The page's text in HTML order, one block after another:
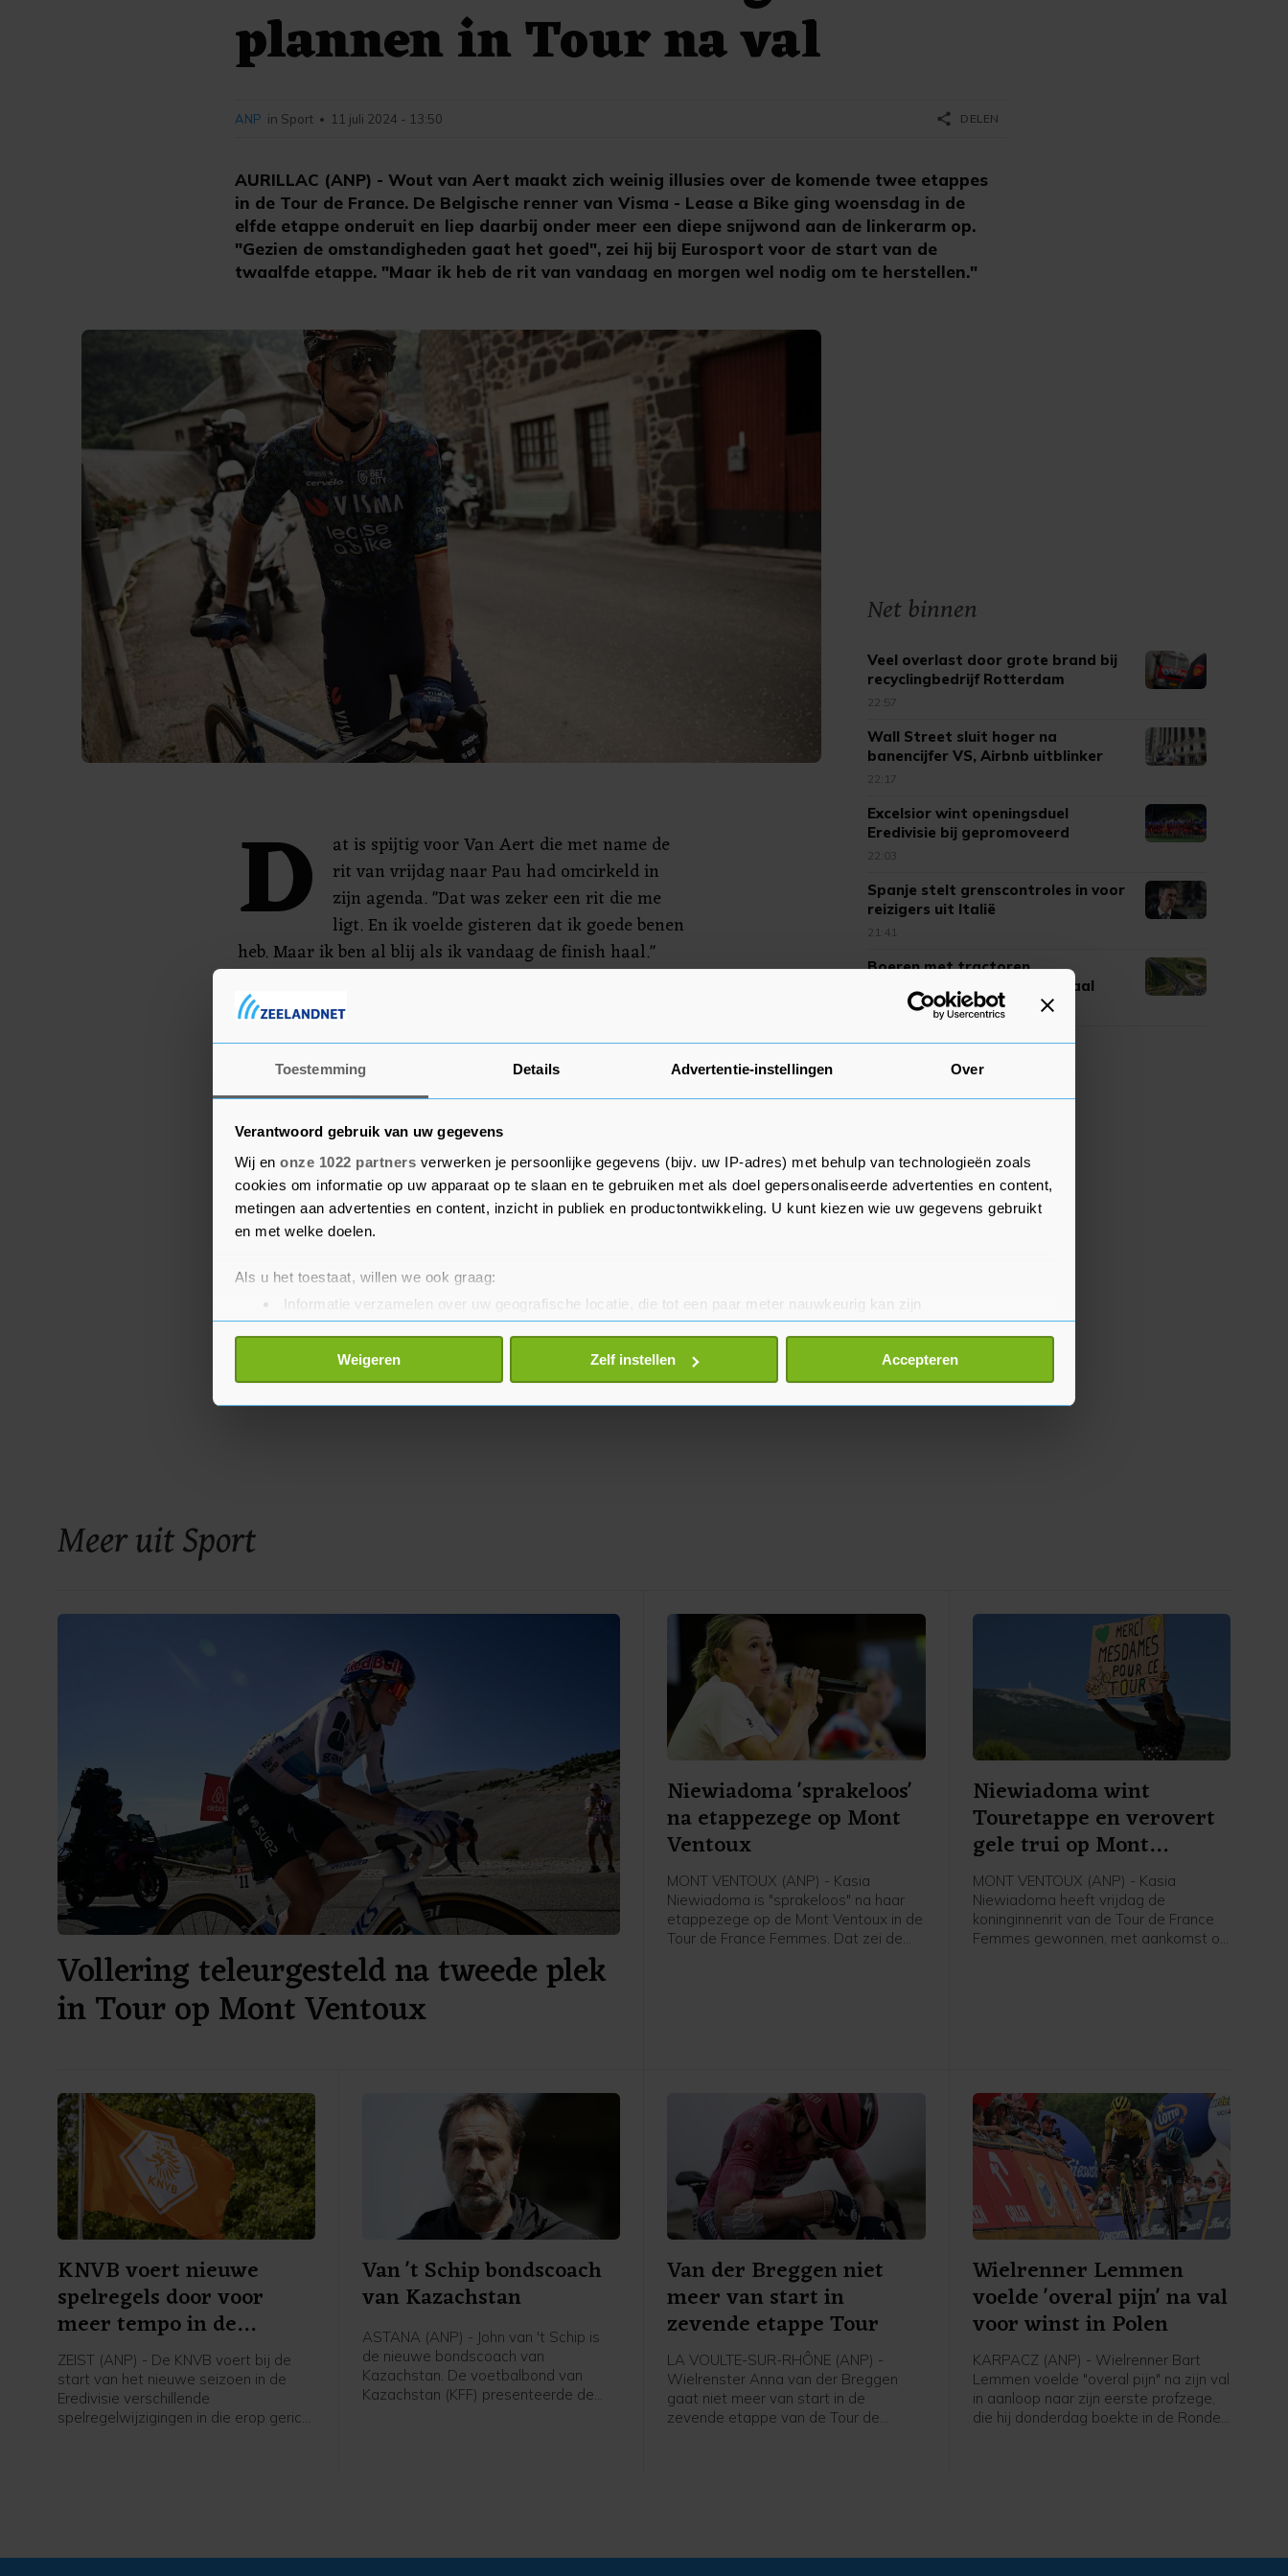
Toestemming Details Advertentie-instellingen Over
Verantwoord gebruik van uw gegevens
Wij en onze 1022 partners verwerken je persoonlijke gegevens (bijv. uw IP-adres) met behulp van technologieën zoals
cookies om informatie op uw apparaat op te slaan en te gebruiken met als doel gepersonaliseerde advertenties en content,
metingen aan advertenties en content, inzicht in publiek en productontwikkeling. U kunt kiezen wie uw gegevens gebruikt
en met welke doelen.
Als u het toestaat, willen we ook graag:
Informatie verzamelen over uw geografische locatie, die tot een paar meter nauwkeurig kan zijn
Uw apparaat identificeren door het actief te scannen op specifieke eigenschappen (fingerprinting)
Lees meer over hoe uw persoonlijke gegevens worden verwerkt en stel uw voorkeuren in het
detailgedeelte
toestemming op elk moment wijzigen of intrekken in de Cookieverklaring.
Weigeren Zelf instellen Accepteren
plannen in Tour na val
AURILLAC (ANP) - Wout van Aert maakt zich weinig illusies over de komende twee etappes
in de Tour de France. De Belgische renner van Visma - Lease a Bike ging woensdag in de
elfde etappe onderuit en liep daarbij onder meer een diepe snijwond aan de linkerarm op.
"Gezien de omstandigheden gaat het goed", zei hij bij Eurosport voor de start van de
twaalfde etappe. "Maar ik heb de rit van vandaag en morgen wel nodig om te herstellen."
ANP in Sport • 11 juli 2024 - 13:50 share DELEN
D
at is spijtig voor Van Aert die met name de
rit van vrijdag naar Pau had omcirkeld in
zijn agenda. "Dat was zeker een rit die me
ligt. En ik voelde gisteren dat ik goede benen
heb. Maar ik ben al blij als ik vandaag de finish haal."
Onderzoek had woensdag al uitgewezen dat er geen
sprake was van breuken. "Het was wel gezwollen en het
doet zeer, maar het gaat wel", aldus Van Aert.
Meer uit Sport
Vollering teleurgesteld na tweede plek
in Tour op Mont Ventoux
Niewiadoma 'sprakeloos'
na etappezege op Mont
Ventoux
MONT VENTOUX (ANP) - Kasia
Niewiadoma is "sprakeloos" na haar
etappezege op de Mont Ventoux in de
Tour de France Femmes. Dat zei de
Niewiadoma wint
Touretappe en verovert
gele trui op Mont
Ventoux
MONT VENTOUX (ANP) - Kasia
Niewiadoma heeft vrijdag de
koninginnenrit van de Tour de France
Femmes gewonnen, met aankomst op
KNVB voert nieuwe
spelregels door voor
meer tempo in de
wedstrijd
ZEIST (ANP) - De KNVB voert bij de
start van het nieuwe seizoen in de
Eredivisie verschillende
spelregelwijzigingen in die erop gericht
Van 't Schip bondscoach
van Kazachstan
ASTANA (ANP) - John van 't Schip is
de nieuwe bondscoach van
Kazachstan. De voetbalbond van
Kazachstan (KFF) presenteerde de
Van der Breggen niet
meer van start in
zevende etappe Tour
LA VOULTE-SUR-RHÔNE (ANP) -
Wielrenster Anna van der Breggen
gaat niet meer van start in de
zevende etappe van de Tour de
Wielrenner Lemmen
voelde 'overal pijn' na val
voor winst in Polen
KARPACZ (ANP) - Wielrenner Bart
Lemmen voelde "overal pijn" na zijn val
in aanloop naar zijn eerste profzege,
die hij donderdag boekte in de Ronde
Net binnen
Veel overlast door grote brand bij
recyclingbedrijf Rotterdam
22:57
Wall Street sluit hoger na
banencijfer VS, Airbnb uitblinker
22:17
Excelsior wint openingsduel
Eredivisie bij gepromoveerd
Cambuur
22:03
Spanje stelt grenscontroles in voor
reizigers uit Italië
21:41
Boeren met tractoren
demonstreren in Maas en Waal